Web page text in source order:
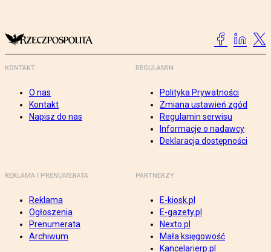
KONTAKT
O nas
Kontakt
Napisz do nas
REGULAMIN
Polityka Prywatności
Zmiana ustawień zgód
Regulamin serwisu
Informacje o nadawcy
Deklaracja dostępności
REKLAMA I PRENUMERATA
Reklama
Ogłoszenia
Prenumerata
Archiwum
PARTNERZY
E-kiosk.pl
E-gazety.pl
Nexto.pl
Mała księgowość
Kancelarierp.pl